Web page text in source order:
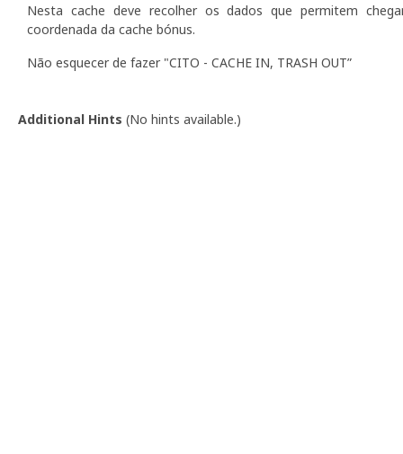
Nesta cache deve recolher os dados que permitem
coordenada da cache bónus.
Não esquecer de fazer "CITO - CACHE IN, TRASH OUT”
Additional Hints (No hints available.)